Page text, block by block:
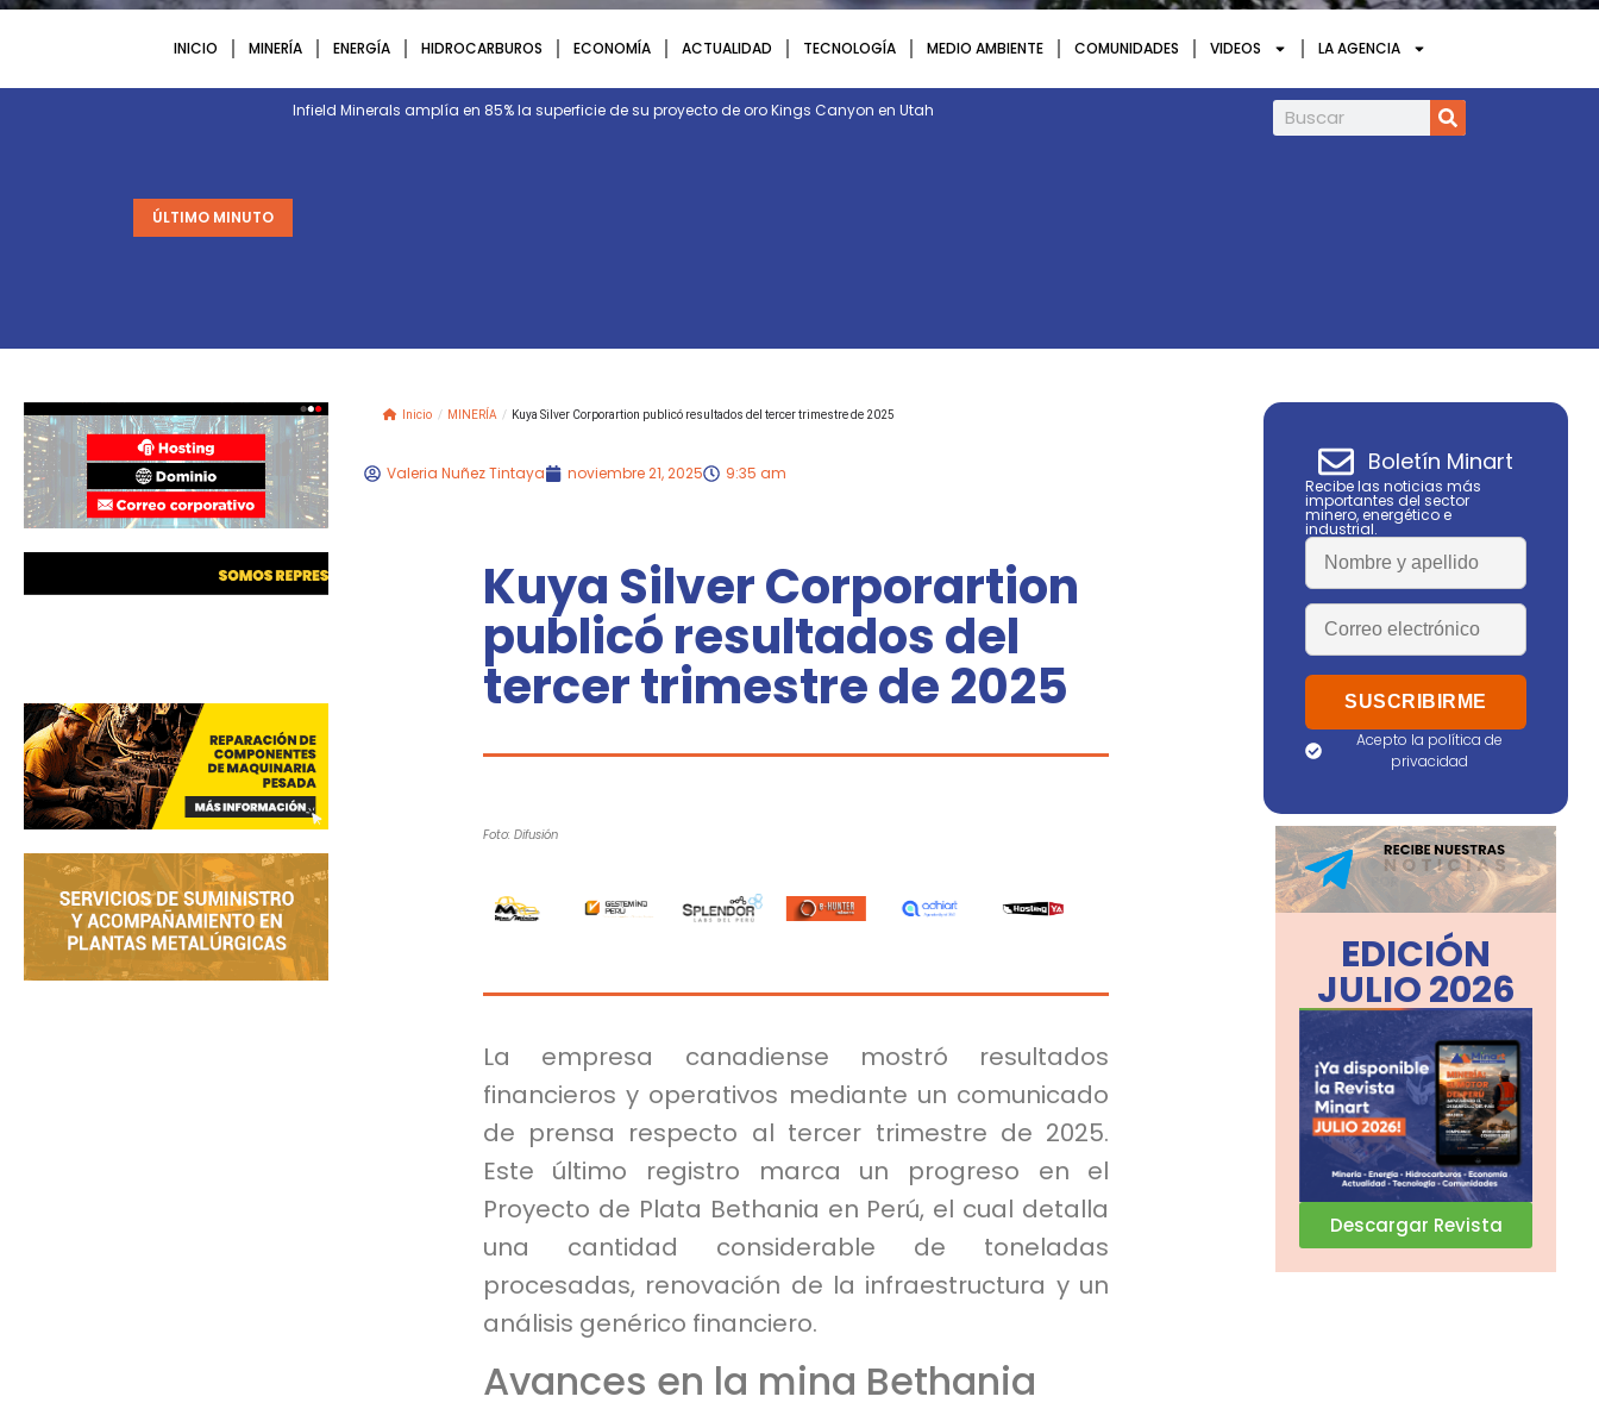
INICIO MINERÍA ENERGÍA HIDROCARBUROS ECONOMÍA ACTUALIDAD TECNOLOGÍA MEDIO AMBIENTE COMUNIDADES VIDEOS LA AGENCIA
ÚLTIMO MINUTO
Infield Minerals amplía en 85% la superficie de su proyecto de oro Kings Canyon en Utah HOSCH en Congresos APC y T&T Perú
Inicio / MINERÍA / Kuya Silver Corporartion publicó resultados del tercer trimestre de 2025
Valeria Nuñez Tintaya noviembre 21, 2025 9:35 am
Kuya Silver Corporartion
publicó resultados del
tercer trimestre de 2025
Foto: Difusión
La empresa canadiense mostró resultados
financieros y operativos mediante un comunicado
de prensa respecto al tercer trimestre de 2025.
Este último registro marca un progreso en el
Proyecto de Plata Bethania en Perú, el cual detalla
una cantidad considerable de toneladas
procesadas, renovación de la infraestructura y un
análisis genérico financiero.
Avances en la mina Bethania
Boletín Minart
Recibe las noticias más
importantes del sector
minero, energético e
industrial.
Acepto la política de
privacidad
EDICIÓN
JULIO 2026
Descargar Revista